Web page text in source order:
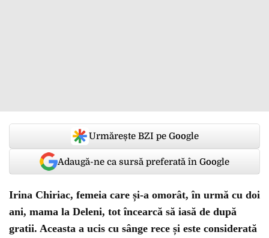
Urmărește BZI pe Google
Adaugă-ne ca sursă preferată în Google
Irina Chiriac, femeia care și-a omorât, în urmă cu doi
ani, mama la Deleni, tot încearcă să iasă de după
gratii. Aceasta a ucis cu sânge rece și este considerată